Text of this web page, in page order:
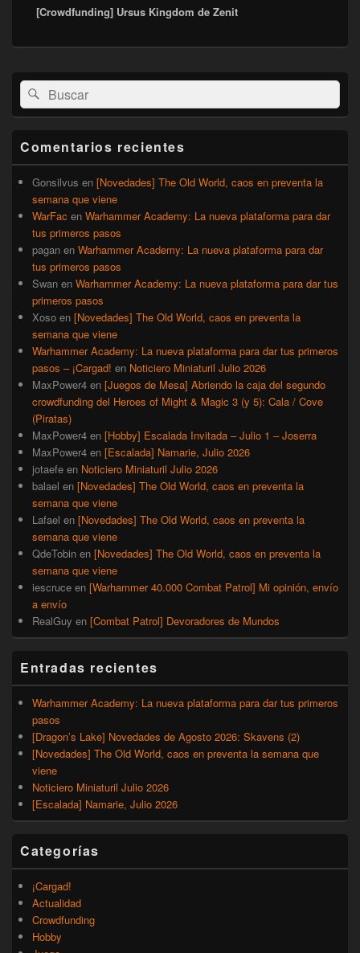
siguiente:
[Crowdfunding] Ursus Kingdom de Zenit
área
de
widget
lateral
primaria
Buscar
por:
Buscar
Comentarios recientes
Gonsilvus en [Novedades] The Old World, caos en preventa la
semana que viene
WarFac en Warhammer Academy: La nueva plataforma para dar
tus primeros pasos
pagan en Warhammer Academy: La nueva plataforma para dar
tus primeros pasos
Swan en Warhammer Academy: La nueva plataforma para dar tus
primeros pasos
Xoso en [Novedades] The Old World, caos en preventa la
semana que viene
Warhammer Academy: La nueva plataforma para dar tus primeros
pasos – ¡Cargad! en Noticiero Miniaturil Julio 2026
MaxPower4 en [Juegos de Mesa] Abriendo la caja del segundo
crowdfunding del Heroes of Might & Magic 3 (y 5): Cala / Cove
(Piratas)
MaxPower4 en [Hobby] Escalada Invitada – Julio 1 – Joserra
MaxPower4 en [Escalada] Namarie, Julio 2026
jotaefe en Noticiero Miniaturil Julio 2026
balael en [Novedades] The Old World, caos en preventa la
semana que viene
Lafael en [Novedades] The Old World, caos en preventa la
semana que viene
QdeTobin en [Novedades] The Old World, caos en preventa la
semana que viene
iescruce en [Warhammer 40.000 Combat Patrol] Mi opinión, envío
a envío
RealGuy en [Combat Patrol] Devoradores de Mundos
Entradas recientes
Warhammer Academy: La nueva plataforma para dar tus primeros
pasos
[Dragon’s Lake] Novedades de Agosto 2026: Skavens (2)
[Novedades] The Old World, caos en preventa la semana que
viene
Noticiero Miniaturil Julio 2026
[Escalada] Namarie, Julio 2026
Categorías
¡Cargad!
Actualidad
Crowdfunding
Hobby